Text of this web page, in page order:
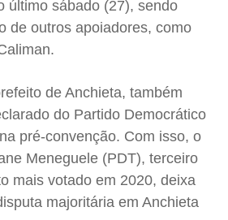
último sábado (27), sendo
de outros apoiadores, como
de Anchieta, também
do Partido Democrático
pré-convenção. Com isso, o
Meneguele (PDT), terceiro
mais votado em 2020, deixa
majoritária em Anchieta